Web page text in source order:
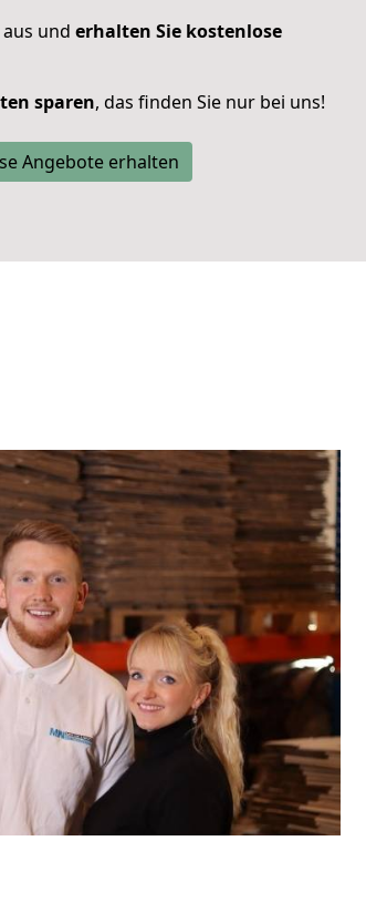
und erhalten Sie kostenlose
sparen, das finden Sie nur bei uns!
Angebote erhalten